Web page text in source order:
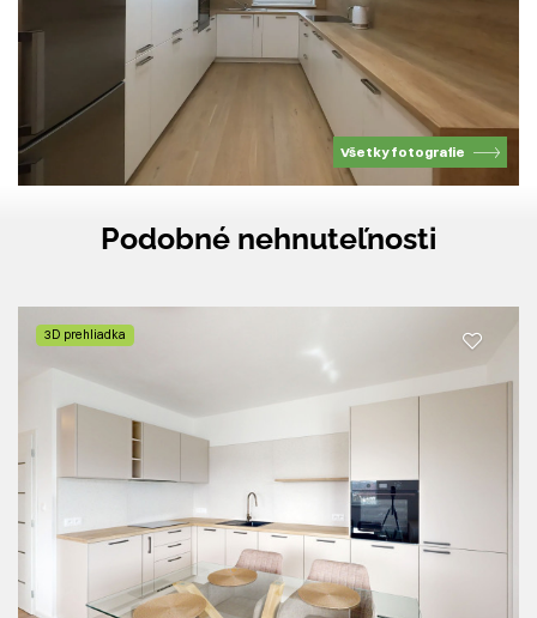
Všetky fotografie
Podobné nehnuteľnosti
3D prehliadka